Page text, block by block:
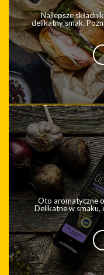
Łagodne,
papryczkami
Najlepsze
delikatny smak.